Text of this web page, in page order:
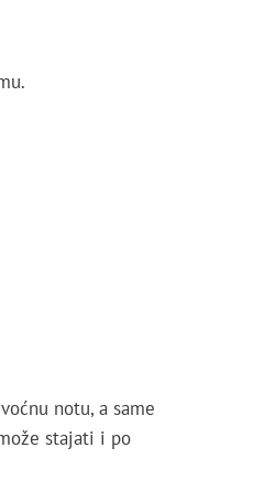
notu, a same
stajati i po